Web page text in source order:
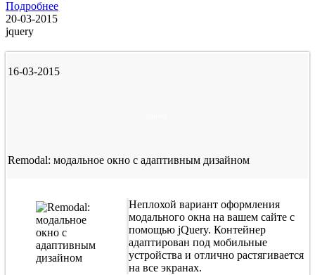
Подробнее
20-03-2015
jquery
16-03-2015
Remodal: модальное окно с адаптивным дизайном
Неплохой вариант оформления
модального окна на вашем сайте с
помощью jQuery. Контейнер
адаптирован под мобильные
устройства и отлично растягивается
на все экранах.